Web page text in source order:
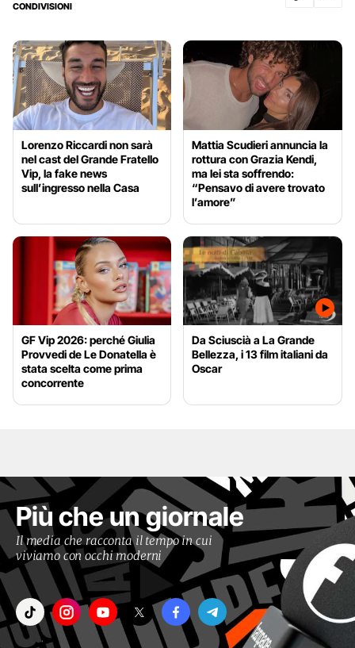
CONDIVISIONI
Lorenzo Riccardi non sarà
nel cast del Grande Fratello
Vip, la fake news
sull’ingresso nella Casa
Mattia Scudieri annuncia la
rottura con Grazia Kendi,
ma lei sta soffrendo:
“Pensavo di avere trovato
l’amore”
GF Vip 2026: perché Giulia
Provvedi de Le Donatella è
stata scelta come prima
concorrente
Da Sciuscià a La Grande
Bellezza, i 13 film italiani da
Oscar
Più che un giornale
Il media che racconta il tempo in cui
viviamo con occhi moderni